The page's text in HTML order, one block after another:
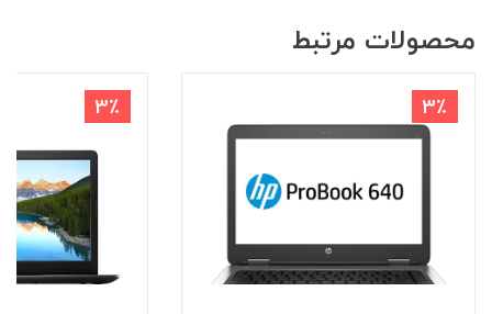
محصولات مرتبط
3٪ 3٪